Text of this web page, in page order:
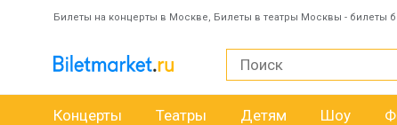
Билеты на концерты в Москве, Билеты в театры Москвы - билеты
Концерты Театры Детям Шоу